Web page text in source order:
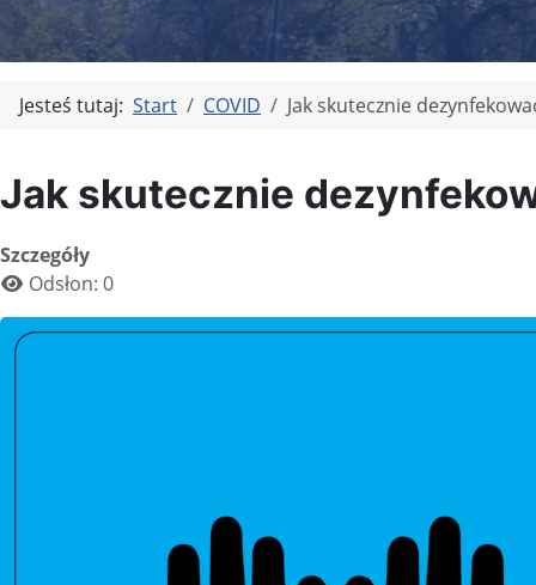
Jesteś tutaj: Start COVID Jak skutecznie
Jak skutecznie
Szczegóły
Odsłon: 0